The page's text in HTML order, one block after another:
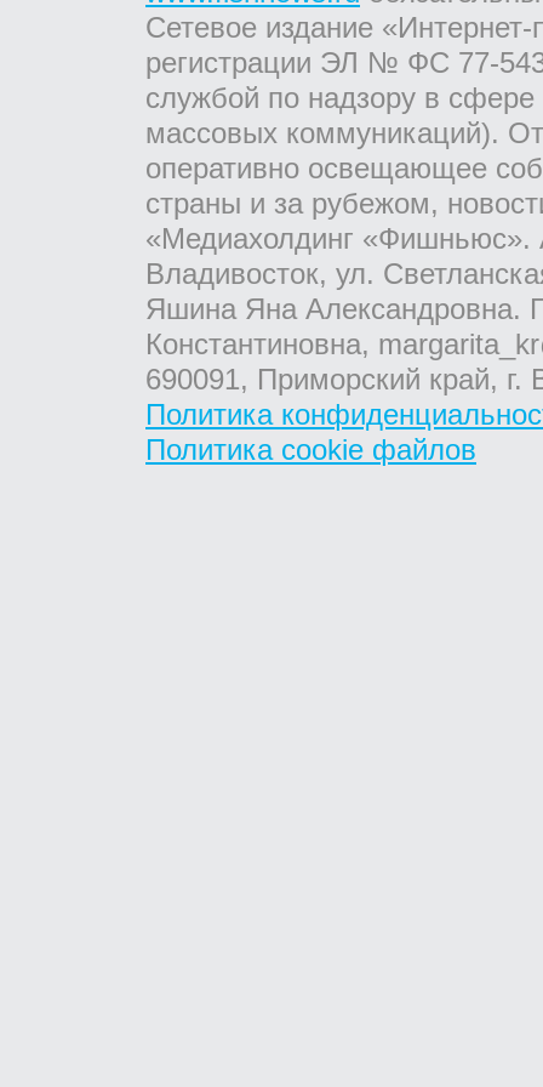
Сетевое издание
регистрации ЭЛ № ФС 77-
службой по надзору в
массовых коммуникаций).
оперативно освещающее
страны и за рубежом,
«Медиахолдинг «Фишньюс».
Владивосток, ул.
Яшина Яна Александровна.
Константиновна,
690091, Приморский край,
Политика
Политика cookie файлов